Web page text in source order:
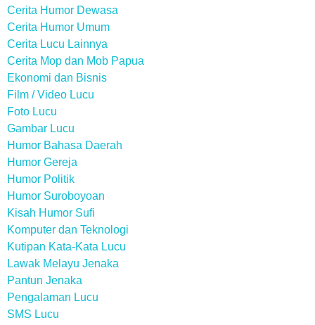
Cerita Humor Dewasa
Cerita Humor Umum
Cerita Lucu Lainnya
Cerita Mop dan Mob Papua
Ekonomi dan Bisnis
Film / Video Lucu
Foto Lucu
Gambar Lucu
Humor Bahasa Daerah
Humor Gereja
Humor Politik
Humor Suroboyoan
Kisah Humor Sufi
Komputer dan Teknologi
Kutipan Kata-Kata Lucu
Lawak Melayu Jenaka
Pantun Jenaka
Pengalaman Lucu
SMS Lucu